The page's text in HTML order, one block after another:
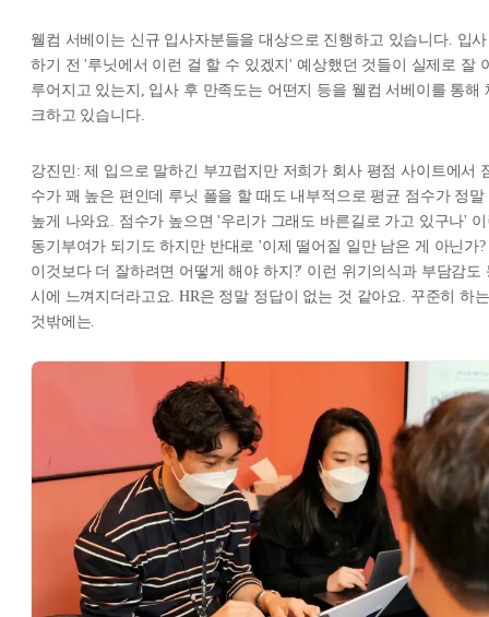
웰컴 서베이는 신규 입사자분들을 대상으로 진행하고 있습니다. 입사
하기 전 '루닛에서 이런 걸 할 수 있겠지' 예상했던 것들이 실제로 잘
루어지고 있는지, 입사 후 만족도는 어떤지 등을 웰컴 서베이를 통해
크하고 있습니다.
강진민: 제 입으로 말하긴 부끄럽지만 저희가 회사 평점 사이트에서
수가 꽤 높은 편인데 루닛 폴을 할 때도 내부적으로 평균 점수가 정말
높게 나와요. 점수가 높으면 '우리가 그래도 바른길로 가고 있구나'
동기부여가 되기도 하지만 반대로 '이제 떨어질 일만 남은 게 아닌가?
이것보다 더 잘하려면 어떻게 해야 하지?' 이런 위기의식과 부담감도
시에 느껴지더라고요. HR은 정말 정답이 없는 것 같아요. 꾸준히 하는
것밖에는.